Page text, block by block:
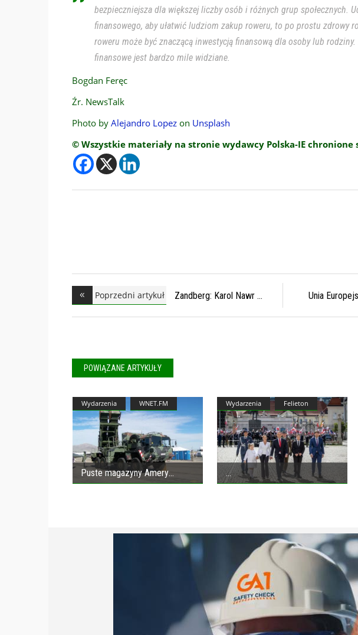
bezpieczniejsza dla większej liczby osób i różnych grup społecznych.
finansowego, aby ułatwić ludziom zakup roweru, to po prostu zdrowy
roweru może być znaczącą inwestycją finansową dla osoby lub
finansowe jest bardzo mile widziane.
Bogdan Feręc
Źr. NewsTalk
Photo by Alejandro Lopez on Unsplash
© Wszystkie materiały na stronie wydawcy Polska-IE
Poprzedni artykuł Zandberg: Karol Nawr Unia
POWIĄZANE ARTYKUŁY
Wydarzenia WNET.FM
Puste magazyny Amery
Wydarzenia Felieton